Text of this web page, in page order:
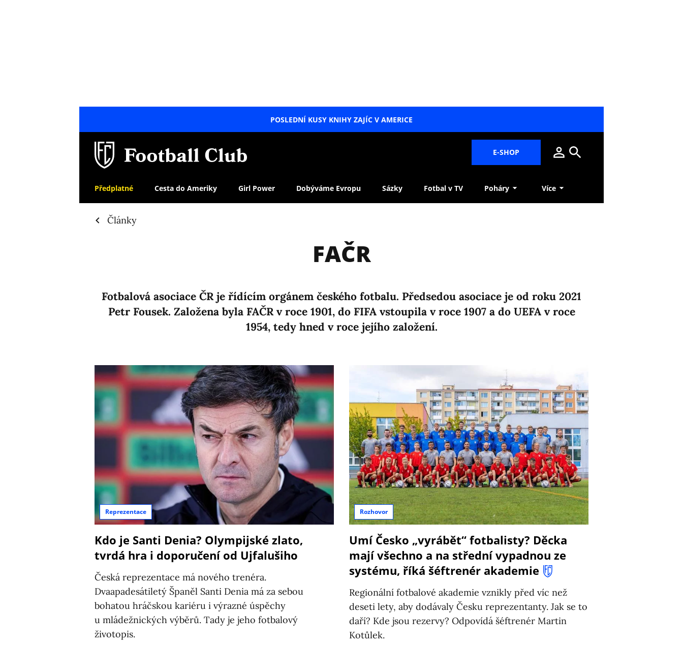
POSLEDNÍ KUSY KNIHY ZAJÍC V AMERICE
E-SHOP
Předplatné Cesta do Ameriky Girl Power Dobýváme Evropu Sázky Fotbal v TV Poháry Více
Články
FAČR
Fotbalová asociace ČR je řídícím orgánem českého fotbalu. Předsedou asociace je od roku 2021
Petr Fousek. Založena byla FAČR v roce 1901, do FIFA vstoupila v roce 1907 a do UEFA v roce
1954, tedy hned v roce jejího založení.
Reprezentace
Kdo je Santi Denia? Olympijské zlato,
tvrdá hra i doporučení od Ujfalušiho
Česká reprezentace má nového trenéra.
Dvaapadesátiletý Španěl Santi Denia má za sebou
bohatou hráčskou kariéru i výrazné úspěchy
u mládežnických výběrů. Tady je jeho fotbalový
životopis.
Rozhovor
Umí Česko „vyrábět“ fotbalisty? Děcka
mají všechno a na střední vypadnou ze
systému, říká šéftrenér akademie
Regionální fotbalové akademie vznikly před víc než
deseti lety, aby dodávaly Česku reprezentanty. Jak se to
daří? Kde jsou rezervy? Odpovídá šéftrenér Martin
Kotůlek.